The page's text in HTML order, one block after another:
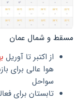
مسقط و شمال عمان
از اکتبر تا آوریل
هوا عالی برای
سواحل
تابستان برای